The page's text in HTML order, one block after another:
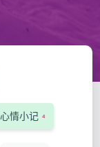
心情小记 4